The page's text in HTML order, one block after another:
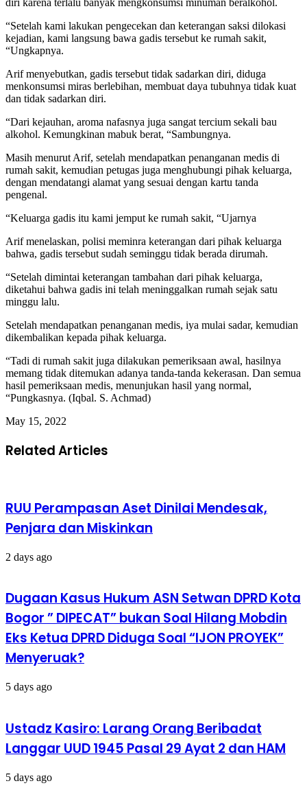
“Setelah kami lakukan pengecekan dan keterangan saksi dilokasi
kejadian, kami langsung bawa gadis tersebut ke rumah sakit,
“Ungkapnya.
Arif menyebutkan, gadis tersebut tidak sadarkan diri, diduga
menkonsumsi miras berlebihan, membuat daya tubuhnya tidak kuat
dan tidak sadarkan diri.
“Dari kejauhan, aroma nafasnya juga sangat tercium sekali bau
alkohol. Kemungkinan mabuk berat, “Sambungnya.
Masih menurut Arif, setelah mendapatkan penanganan medis di
rumah sakit, kemudian petugas juga menghubungi pihak keluarga,
dengan mendatangi alamat yang sesuai dengan kartu tanda
pengenal.
“Keluarga gadis itu kami jemput ke rumah sakit, “Ujarnya
Arif menelaskan, polisi meminra keterangan dari pihak keluarga
bahwa, gadis tersebut sudah seminggu tidak berada dirumah.
“Setelah dimintai keterangan tambahan dari pihak keluarga,
diketahui bahwa gadis ini telah meninggalkan rumah sejak satu
minggu lalu.
Setelah mendapatkan penanganan medis, iya mulai sadar, kemudian
dikembalikan kepada pihak keluarga.
“Tadi di rumah sakit juga dilakukan pemeriksaan awal, hasilnya
memang tidak ditemukan adanya tanda-tanda kekerasan. Dan semua
hasil pemeriksaan medis, menunjukan hasil yang normal,
“Pungkasnya. (Iqbal. S. Achmad)
May 15, 2022
Related Articles
RUU Perampasan Aset Dinilai Mendesak,
Penjara dan Miskinkan
2 days ago
Dugaan Kasus Hukum ASN Setwan DPRD Kota
Bogor ” DIPECAT” bukan Soal Hilang Mobdin
Eks Ketua DPRD Diduga Soal “IJON PROYEK”
Menyeruak?
5 days ago
Ustadz Kasiro: Larang Orang Beribadat
Langgar UUD 1945 Pasal 29 Ayat 2 dan HAM
5 days ago